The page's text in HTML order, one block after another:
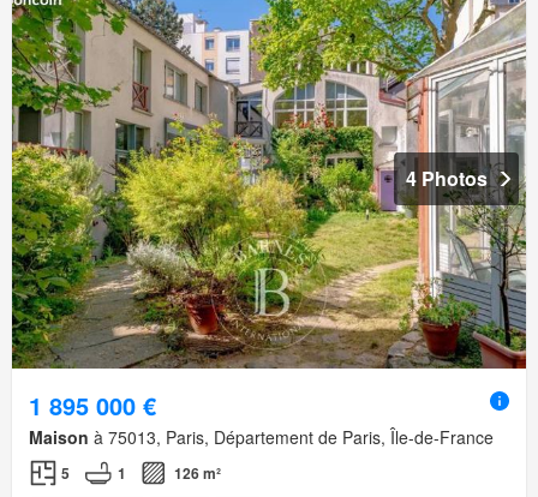
4 Photos
1 895 000 €
Maison à 75013, Paris, Département de Paris, Île-de-France
5 1 126 m²